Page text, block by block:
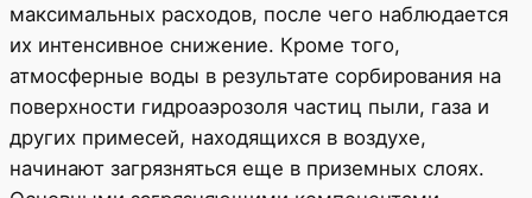
максимальных расходов, после чего наблюдается
их интенсивное снижение. Кроме того,
атмосферные воды в результате сорбирования на
поверхности гидроаэрозоля частиц пыли, газа и
других примесей, находящихся в воздухе,
начинают загрязняться еще в приземных слоях.